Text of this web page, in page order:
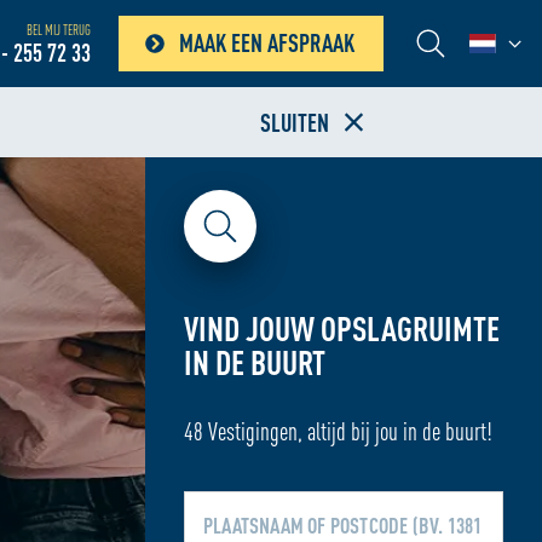
BEL MIJ TERUG
255 72 33 MAAK EEN AFSPRAAK
SLUITEN
VIND JOUW OPSLAGRUIMTE
IN DE BUURT
48 Vestigingen, altijd bij jou in de buurt!